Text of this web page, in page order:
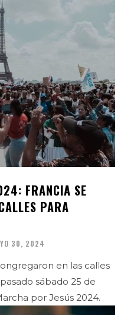
FRANCIA SE
PARA
30, 2024
en las calles
sábado 25 de
por Jesús 2024.